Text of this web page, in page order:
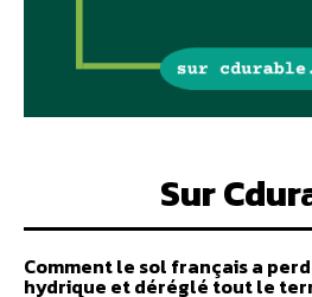
Sur
Comment le sol français a
hydrique et déréglé tout le